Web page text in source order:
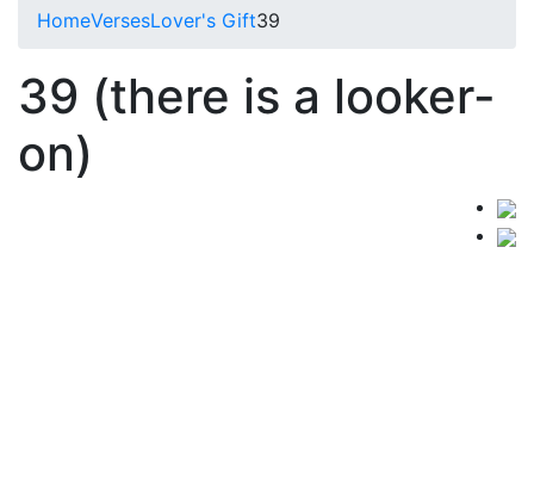
HomeVersesLover's Gift39
39 (there is a looker-
on)